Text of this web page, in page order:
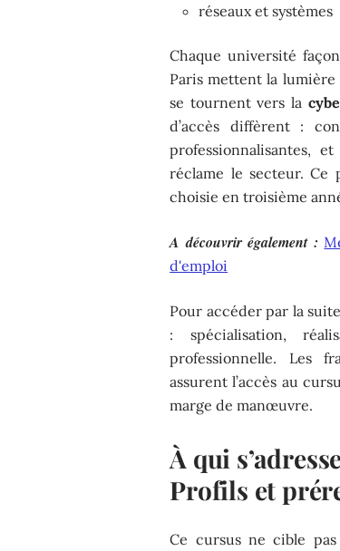
réseaux et systèmes
Chaque université
Paris mettent la lumière
se tournent vers la
d’accès diffèrent :
professionnalisantes,
réclame le secteur. Ce
choisie en troisième
A découvrir également :
d'emploi
Pour accéder par la
: spécialisation,
professionnelle. Les
assurent l’accès au
marge de manœuvre.
À qui
Profils et
Ce cursus ne cible